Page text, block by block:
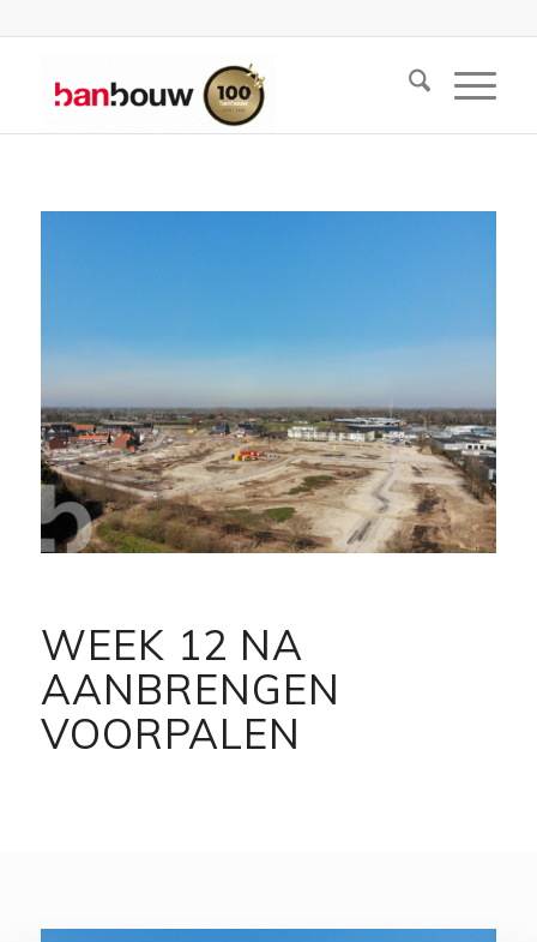
WEEK 12 NA
AANBRENGEN
VOORPALEN